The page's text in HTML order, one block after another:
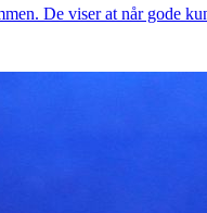
De viser at når gode